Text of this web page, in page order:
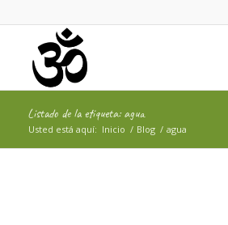
Listado de la etiqueta: agua
Usted está aquí: Inicio / Blog / agua